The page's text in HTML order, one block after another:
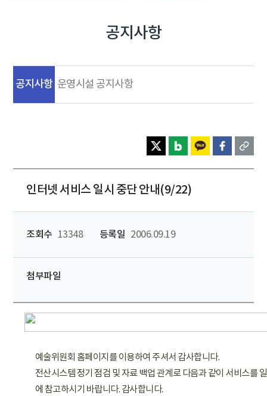
공지사항
공지사항 운영시설 공지사항
인터넷 서비스 일시 중단 안내(9/22)
조회수 13348 등록일 2006.09.19
첨부파일
예술위원회 홈페이지를 이용하여 주셔서 감사합니다.
전산시스템 정기 점검 및 자료 백업 관계로 다음과 같이 서비스를
에 참고하시기 바랍니다. 감사합니다.